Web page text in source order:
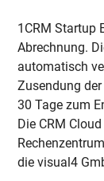
1CRM Startup
Abrechnung.
automatisch
Zusendung
30 Tage zum
Die CRM
die visual4